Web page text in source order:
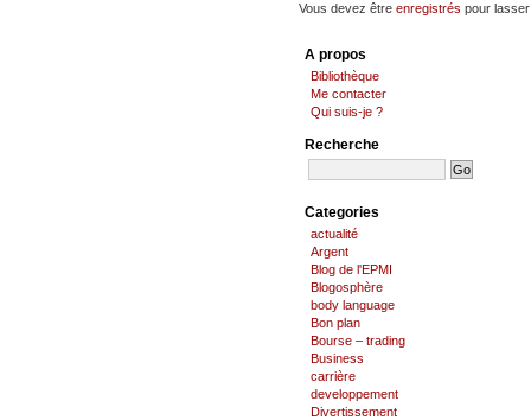
Vous devez être enregistrés pour lasser
A propos
Bibliothèque
Me contacter
Qui suis-je ?
Recherche
Categories
actualité
Argent
Blog de l'EPMI
Blogosphère
body language
Bon plan
Bourse – trading
Business
carrière
developpement
Divertissement